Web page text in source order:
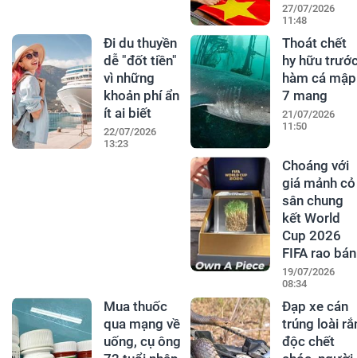
27/07/2026
11:48
Đi du thuyền
dễ "đốt tiền"
vì những
khoản phí ẩn
ít ai biết
22/07/2026
13:23
Thoát chết
hy hữu
hàm cá mập
7 mang
21/07/2026
11:50
Choáng với
giá mảnh cỏ
sân chung
kết World
Cup 2026
FIFA rao bán
19/07/2026
08:34
Mua thuốc
qua mạng về
uống, cụ ông
Đạp xe cán
trúng loài
độc chết